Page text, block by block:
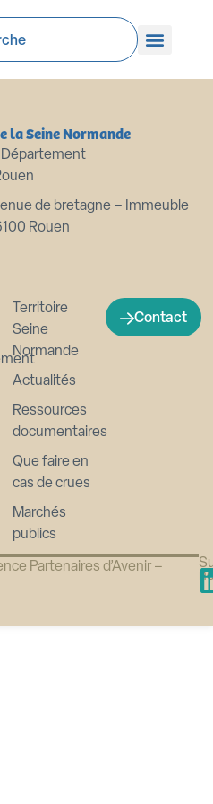
la Seine Normande
Département
de bretagne – Immeuble
Rouen
Territoire
Seine
Normande
Actualités
Ressources
documentaires
Que faire en
cas de crues
Marchés
publics
Contact
Partenaires d’Avenir –